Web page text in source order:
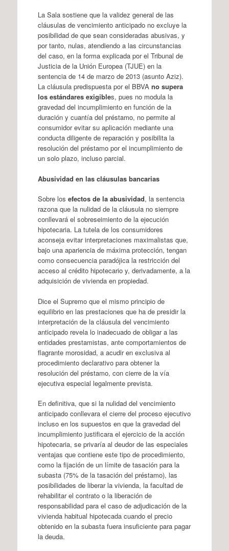
La Sala sostiene que la validez general de las
cláusulas de vencimiento anticipado no excluye la
posibilidad de que sean consideradas abusivas, y
por tanto, nulas, atendiendo a las circunstancias
del caso, en la forma explicada por el Tribunal de
Justicia de la Unión Europea (TJUE) en la
sentencia de 14 de marzo de 2013 (asunto Aziz).
La cláusula predispuesta por el BBVA no supera
los estándares exigibles, pues no modula la
gravedad del incumplimiento en función de la
duración y cuantía del préstamo, no permite al
consumidor evitar su aplicación mediante una
conducta diligente de reparación y posibilita la
resolución del préstamo por el incumplimiento de
un solo plazo, incluso parcial.
Abusividad en las cláusulas bancarias
Sobre los efectos de la abusividad, la sentencia
razona que la nulidad de la cláusula no siempre
conllevará el sobreseimiento de la ejecución
hipotecaria. La tutela de los consumidores
aconseja evitar interpretaciones maximalistas que,
bajo una apariencia de máxima protección, tengan
como consecuencia paradójica la restricción del
acceso al crédito hipotecario y, derivadamente, a la
adquisición de vivienda en propiedad.
Dice el Supremo que el mismo principio de
equilibrio en las prestaciones que ha de presidir la
interpretación de la cláusula del vencimiento
anticipado revela lo inadecuado de obligar a las
entidades prestamistas, ante comportamientos de
flagrante morosidad, a acudir en exclusiva al
procedimiento declarativo para obtener la
resolución del préstamo, con cierre de la vía
ejecutiva especial legalmente prevista.
En definitiva, que si la nulidad del vencimiento
anticipado conllevara el cierre del proceso ejecutivo
incluso en los supuestos en que la gravedad del
incumplimiento justificara el ejercicio de la acción
hipotecaria, se privaría al deudor de las especiales
ventajas que contiene este tipo de procedimiento,
como la fijación de un límite de tasación para la
subasta (75% de la tasación del préstamo), las
posibilidades de liberar la vivienda, la facultad de
rehabilitar el contrato o la liberación de
responsabilidad para el caso de adjudicación de la
vivienda habitual hipotecada cuando el precio
obtenido en la subasta fuera insuficiente para pagar
la deuda.